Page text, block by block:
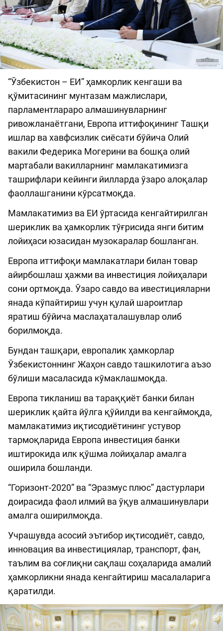
“Ўзбекистон – ЕИ” ҳамкорлик кенгаши ва
қўмитасининг мунтазам мажлислари,
парламентлараро алмашинувларнинг
ривожланаётгани, Европа иттифоқининг Ташқи
ишлар ва хавфсизлик сиёсати бўйича Олий
вакили Федерика Могерини ва бошқа олий
мартабали вакилларнинг мамлакатимизга
ташрифлари кейинги йилларда ўзаро алоқалар
фаоллашганини кўрсатмоқда.
Мамлакатимиз ва ЕИ ўртасида кенгайтирилган
шериклик ва ҳамкорлик тўғрисида янги битим
лойиҳаси юзасидан музокаралар бошланган.
Европа иттифоқи мамлакатлари билан товар
айирбошлаш ҳажми ва инвестиция лойиҳалари
сони ортмоқда. Ўзаро савдо ва ивестицияларни
янада кўпайтириш учун қулай шароитлар
яратиш бўйича маслаҳаталашувлар олиб
борилмоқда.
Бундан ташқари, европалик ҳамкорлар
Ўзбекистоннинг Жаҳон савдо ташкилотига аъзо
бўлиши масаласида кўмаклашмоқда.
Европа тикланиш ва тараққиёт банки билан
шериклик қайта йўлга қўйилди ва кенгаймоқда,
мамлакатимиз иқтисодиётининг устувор
тармоқларида Европа инвестиция банки
иштирокида илк қўшма лойиҳалар амалга
оширила бошланди.
“Горизонт-2020” ва “Эразмус плюс” дастурлари
доирасида фаол илмий ва ўқув алмашинувлари
амалга оширилмоқда.
Учрашувда асосий эътибор иқтисодиёт, савдо,
инновация ва инвестициялар, транспорт, фан,
таълим ва соғлиқни сақлаш соҳаларида амалий
ҳамкорликни янада кенгайтириш масалаларига
қаратилди.